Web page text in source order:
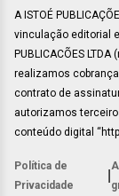
A ISTOÉ
vinculação editorial e
PUBLICACÕES
realizamos
contrato de
autorizamos
conteúdo digital
Política de
Privacidade